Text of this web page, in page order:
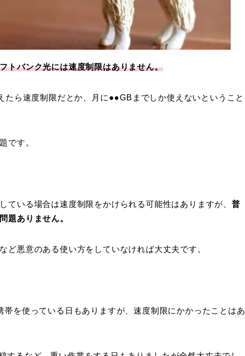
トバンク光には速度制限はありません。
たら速度制限だとか、月に●●GBまでしか使えないということ
です。
ている場合は速度制限をかけられる可能性はありますが、 普
題ありません。
ど悪意のある使い方をしていなければ大丈夫です。
帯を使っている日もありますが、速度制限にかかったことはあ